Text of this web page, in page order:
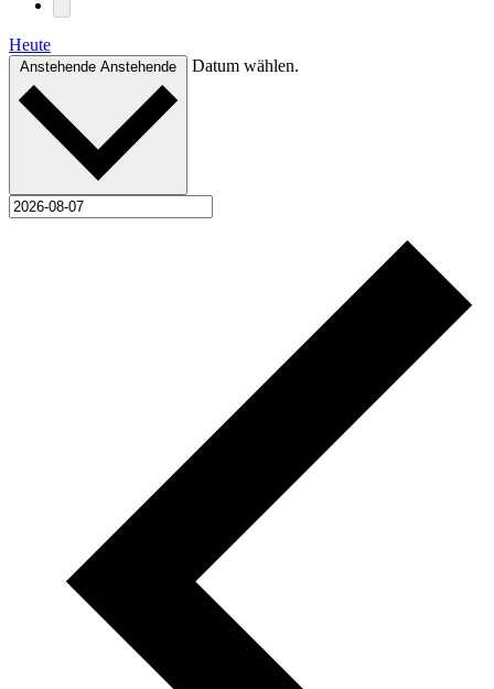
Heute
Anstehende Anstehende Datum wählen.